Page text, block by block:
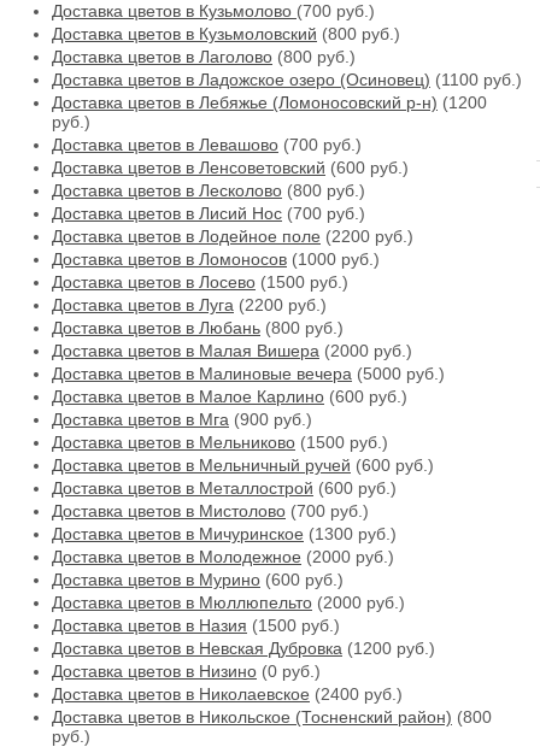
Доставка цветов в Кузьмолово (700 руб.)
Доставка цветов в Кузьмоловский (800 руб.)
Доставка цветов в Лаголово (800 руб.)
Доставка цветов в Ладожское озеро (Осиновец) (1100 руб.)
Доставка цветов в Лебяжье (Ломоносовский р-н) (1200
руб.)
Доставка цветов в Левашово (700 руб.)
Доставка цветов в Ленсоветовский (600 руб.)
Доставка цветов в Лесколово (800 руб.)
Доставка цветов в Лисий Нос (700 руб.)
Доставка цветов в Лодейное поле (2200 руб.)
Доставка цветов в Ломоносов (1000 руб.)
Доставка цветов в Лосево (1500 руб.)
Доставка цветов в Луга (2200 руб.)
Доставка цветов в Любань (800 руб.)
Доставка цветов в Малая Вишера (2000 руб.)
Доставка цветов в Малиновые вечера (5000 руб.)
Доставка цветов в Малое Карлино (600 руб.)
Доставка цветов в Мга (900 руб.)
Доставка цветов в Мельниково (1500 руб.)
Доставка цветов в Мельничный ручей (600 руб.)
Доставка цветов в Металлострой (600 руб.)
Доставка цветов в Мистолово (700 руб.)
Доставка цветов в Мичуринское (1300 руб.)
Доставка цветов в Молодежное (2000 руб.)
Доставка цветов в Мурино (600 руб.)
Доставка цветов в Мюллюпельто (2000 руб.)
Доставка цветов в Назия (1500 руб.)
Доставка цветов в Невская Дубровка (1200 руб.)
Доставка цветов в Низино (0 руб.)
Доставка цветов в Николаевское (2400 руб.)
Доставка цветов в Никольское (Тосненский район) (800
руб.)